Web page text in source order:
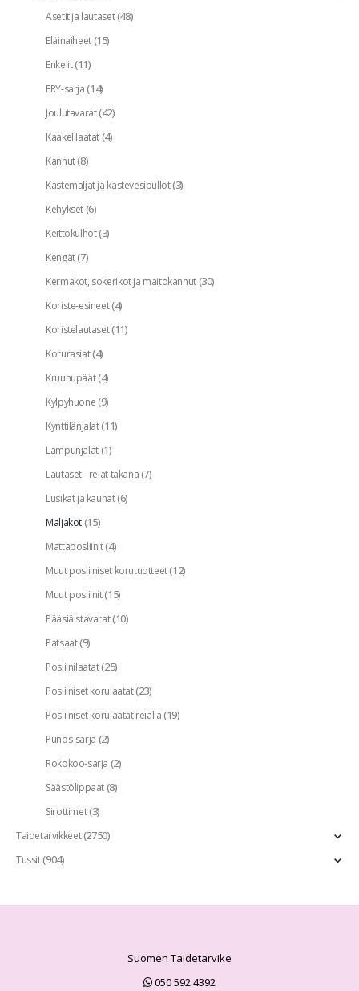
Asetit ja lautaset(48)
Eläinaiheet(15)
Enkelit(11)
FRY-sarja(14)
Joulutavarat(42)
Kaakelilaatat(4)
Kannut(8)
Kastemaljat ja kastevesipullot(3)
Kehykset(6)
Keittokulhot(3)
Kengät(7)
Kermakot, sokerikot ja maitokannut(30)
Koriste-esineet(4)
Koristelautaset(11)
Korurasiat(4)
Kruunupäät(4)
Kylpyhuone(9)
Kynttilänjalat(11)
Lampunjalat(1)
Lautaset - reiät takana(7)
Lusikat ja kauhat(6)
Maljakot(15)
Mattaposliinit(4)
Muut posliiniset korutuotteet(12)
Muut posliinit(15)
Pääsiäistavarat(10)
Patsaat(9)
Posliinilaatat(25)
Posliiniset korulaatat(23)
Posliiniset korulaatat reiällä(19)
Punos-sarja (2)
Rokokoo-sarja (2)
Säästölippaat(8)
Sirottimet(3)
Taidetarvikkeet(2750)
Tussit(904)
Suomen Taidetarvike
050 592 4392